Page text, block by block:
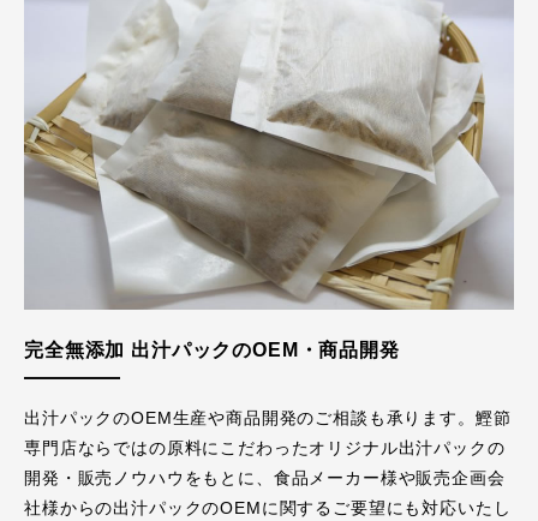
完全無添加 出汁パックのOEM・商品開発
出汁パックのOEM生産や商品開発のご相談も承ります。鰹節
専門店ならではの原料にこだわったオリジナル出汁パックの
開発・販売ノウハウをもとに、食品メーカー様や販売企画会
社様からの出汁パックのOEMに関するご要望にも対応いたし